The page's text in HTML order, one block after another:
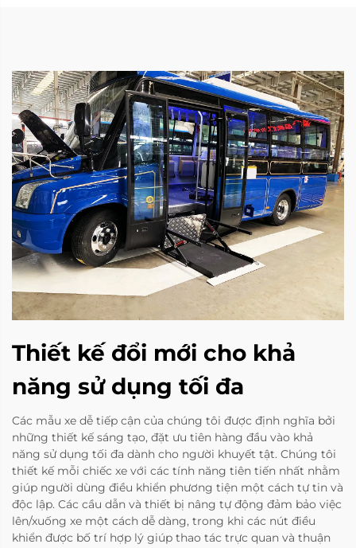
Thiết kế đổi mới cho khả
năng sử dụng tối đa
Các mẫu xe dễ tiếp cận của chúng tôi được định nghĩa bởi
những thiết kế sáng tạo, đặt ưu tiên hàng đầu vào khả
năng sử dụng tối đa dành cho người khuyết tật. Chúng tôi
thiết kế mỗi chiếc xe với các tính năng tiên tiến nhất nhằm
giúp người dùng điều khiển phương tiện một cách tự tin và
độc lập. Các cầu dẫn và thiết bị nâng tự động đảm bảo việc
lên/xuống xe một cách dễ dàng, trong khi các nút điều
khiển được bố trí hợp lý giúp thao tác trực quan và thuận